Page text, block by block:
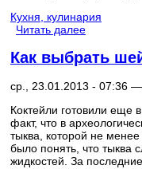
Кухня, кулинария
Читать далее
Как выбрать
ср., 23.01.2013 - 07:36 —
Коктейли готовили еще
факт, что в
тыква, которой не
было понять, что тыква
жидкостей. За